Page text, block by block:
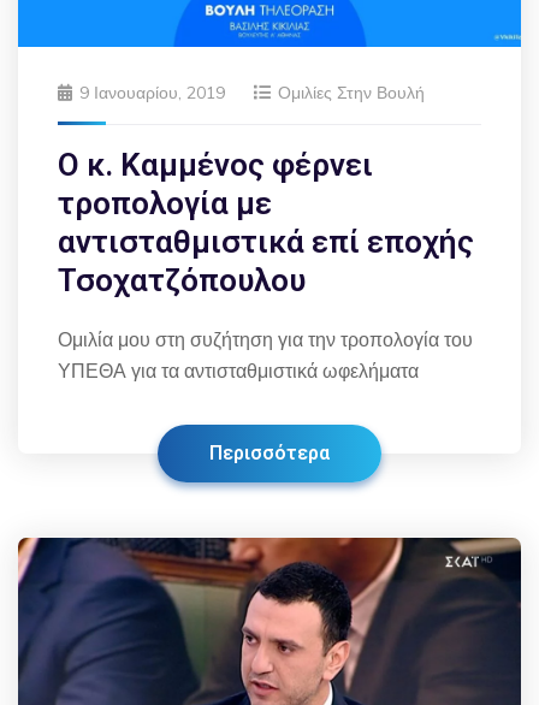
9 Ιανουαρίου, 2019 Ομιλίες Στην Βουλή
Ο κ. Καμμένος φέρνει
τροπολογία με
αντισταθμιστικά επί εποχής
Τσοχατζόπουλου
Ομιλία μου στη συζήτηση για την τροπολογία του
ΥΠΕΘΑ για τα αντισταθμιστικά ωφελήματα
Περισσότερα